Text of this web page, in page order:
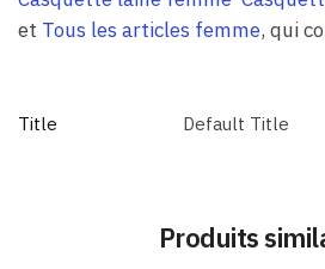
et Tous les articles femme, qui
Title Default Title
Produits